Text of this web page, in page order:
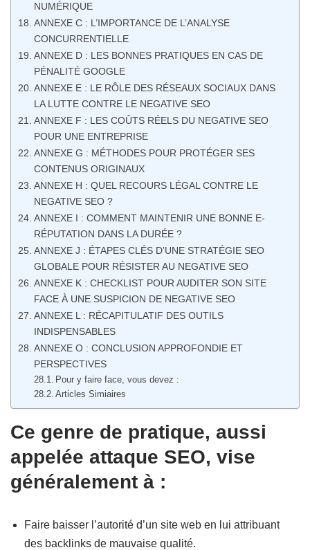
NUMÉRIQUE
ANNEXE C : L’IMPORTANCE DE L’ANALYSE
CONCURRENTIELLE
ANNEXE D : LES BONNES PRATIQUES EN CAS DE
PÉNALITÉ GOOGLE
ANNEXE E : LE RÔLE DES RÉSEAUX SOCIAUX DANS
LA LUTTE CONTRE LE NEGATIVE SEO
ANNEXE F : LES COÛTS RÉELS DU NEGATIVE SEO
POUR UNE ENTREPRISE
ANNEXE G : MÉTHODES POUR PROTÉGER SES
CONTENUS ORIGINAUX
ANNEXE H : QUEL RECOURS LÉGAL CONTRE LE
NEGATIVE SEO ?
ANNEXE I : COMMENT MAINTENIR UNE BONNE E-
RÉPUTATION DANS LA DURÉE ?
ANNEXE J : ÉTAPES CLÉS D’UNE STRATÉGIE SEO
GLOBALE POUR RÉSISTER AU NEGATIVE SEO
ANNEXE K : CHECKLIST POUR AUDITER SON SITE
FACE À UNE SUSPICION DE NEGATIVE SEO
ANNEXE L : RÉCAPITULATIF DES OUTILS
INDISPENSABLES
ANNEXE O : CONCLUSION APPROFONDIE ET
PERSPECTIVES
Pour y faire face, vous devez :
Articles Simiaires
Ce genre de pratique, aussi
appelée attaque SEO, vise
généralement à :
Faire baisser l’autorité d’un site web en lui attribuant
des backlinks de mauvaise qualité.